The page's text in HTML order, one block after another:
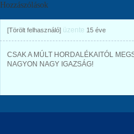
Hozzászólások
[Törölt felhasználó] üzente 15 éve
CSAK A MÚLT HORDALÉKAITÓL
NAGYON NAGY IGAZSÁG!